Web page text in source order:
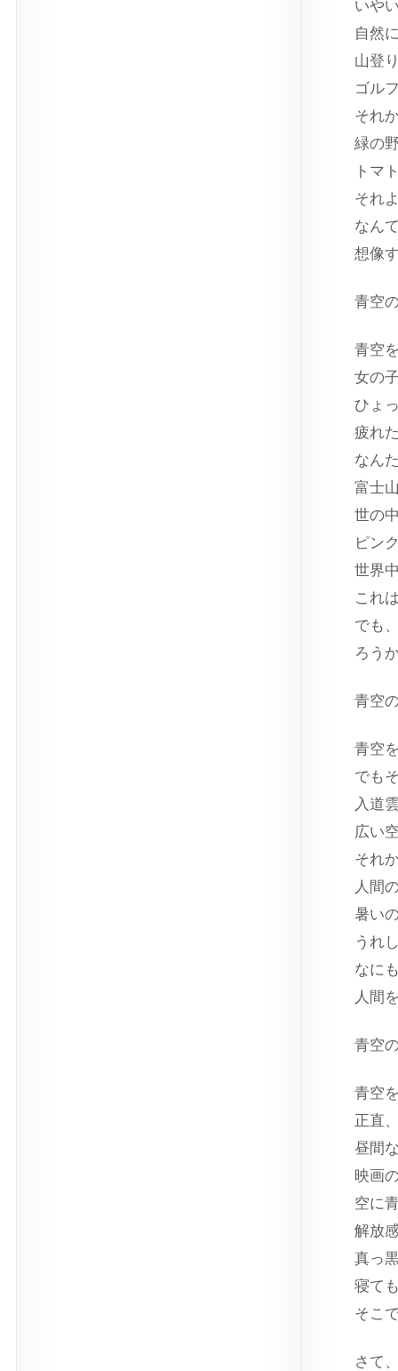
いや
自然
山登
ゴル
それ
緑の
トマ
それ
なん
想像
青空
青空
女の
ひょ
疲れ
なん
富士
世の
ピン
世界
これ
でも
ろう
青空
青空
でも
入道
広い
それ
人間
暑い
うれ
なに
人間
青空
青空
正直
昼間
映画
空に
解放
真っ
寝て
そこ
さて